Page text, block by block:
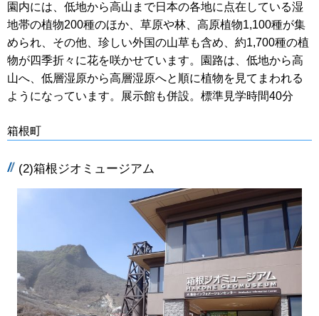
園内には、低地から高山まで日本の各地に点在している湿
地帯の植物200種のほか、草原や林、高原植物1,100種が集
められ、その他、珍しい外国の山草も含め、約1,700種の植
物が四季折々に花を咲かせています。園路は、低地から高
山へ、低層湿原から高層湿原へと順に植物を見てまわれる
ようになっています。展示館も併設。標準見学時間40分
箱根町
(2)箱根ジオミュージアム